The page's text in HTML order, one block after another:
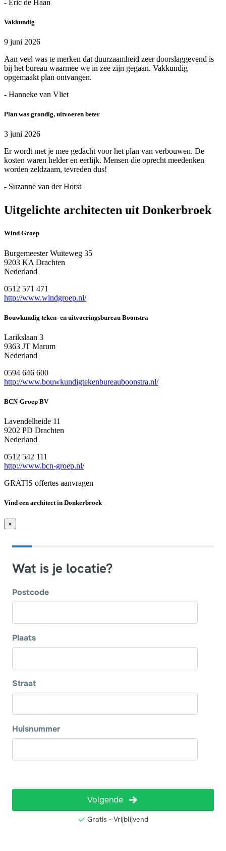
- Eric de Haan
Vakkundig
9 juni 2026
Aan veel was te merken dat duurzaamheid zeer doorslaggevend is
bij het bureau waarmee we in zee zijn gegaan. Vakkundig
opgemaakt plan ontvangen.
- Hanneke van Vliet
Plan was grondig, uitvoeren beter
3 juni 2026
Er wordt met je mee gedacht voor het plan van verbouwen. De
kosten waren helder en eerlijk. Mensen die oprecht meedenken
worden zeldzaam, tevreden dus!
- Suzanne van der Horst
Uitgelichte architecten uit Donkerbroek
Wind Groep
Burgemeester Wuiteweg 35
9203 KA Drachten
Nederland
0512 571 471
http://www.windgroep.nl/
Bouwkundig teken- en uitvoeringsbureau Boonstra
Larikslaan 3
9363 JT Marum
Nederland
0594 646 600
http://www.bouwkundigtekenbureauboonstra.nl/
BCN-Groep BV
Lavendelheide 11
9202 PD Drachten
Nederland
0512 542 111
http://www.bcn-groep.nl/
GRATIS offertes aanvragen
Vind een architect in Donkerbroek
×